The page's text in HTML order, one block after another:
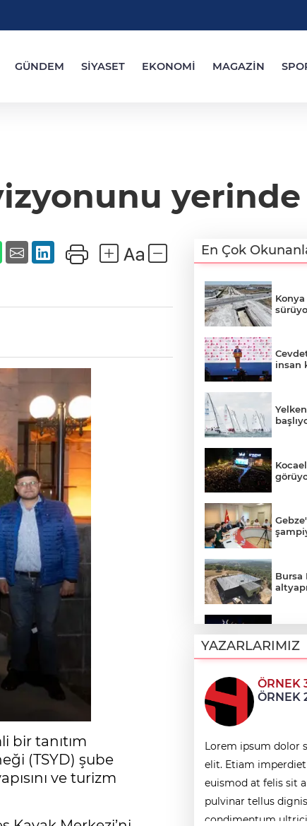
GÜNDEM SİYASET EKONOMİ MAGAZİN
bir tanıtım
(TSYD) şube
ve turizm
En Çok
Konya
insan
Bursa
Gölü”
Bursa
İzmir
YAZARLARIMIZ
ÖRNEK
ÖRNEK
Lorem ipsum dolor
elit. Etiam
euismod at felis sit
pulvinar tellus
condimentum